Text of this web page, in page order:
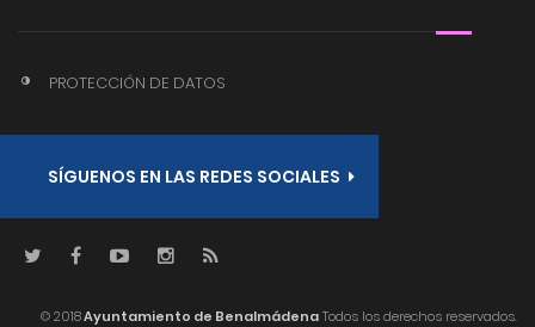
PROTECCIÓN DE DATOS
SÍGUENOS EN LAS REDES SOCIALES
© 2018Ayuntamiento de BenalmádenaTodos los derechos reservados.